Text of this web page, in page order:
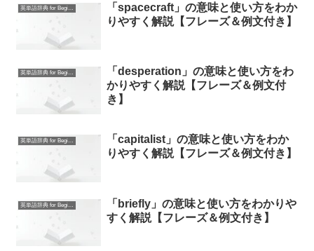
英単語辞典 for Beginners
「spacecraft」の意味と使い方をわか
りやすく解説【フレーズ＆例文付き】
英単語辞典 for Beginners
「desperation」の意味と使い方をわ
かりやすく解説【フレーズ＆例文付
き】
英単語辞典 for Beginners
「capitalist」の意味と使い方をわか
りやすく解説【フレーズ＆例文付き】
英単語辞典 for Beginners
「briefly」の意味と使い方をわかりや
すく解説【フレーズ＆例文付き】